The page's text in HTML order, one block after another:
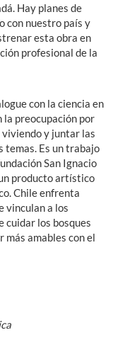
Hay planes de
con nuestro país y
esta obra en
profesional de la
con la ciencia en
la preocupación por
y juntar las
temas. Es un trabajo
San Ignacio
producto artístico
Chile enfrenta
vinculan a los
cuidar los bosques
amables con el